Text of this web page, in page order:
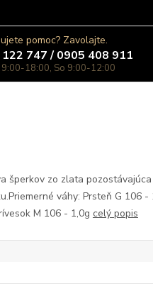
pomoc? Zavolajte.
747 / 0905 408 911
9:00-18:00, So 9:00-12:00
šperkov zo zlata
váhy: Prsteň G 106 -
M 106 - 1,0g celý popis